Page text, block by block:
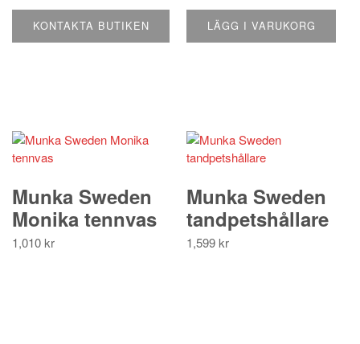
KONTAKTA BUTIKEN LÄGG I VARUKORG
alternativen
Munka Sweden
Monika tennvas
1,010 kr
Munka Sweden
tandpetshållare
1,599 kr